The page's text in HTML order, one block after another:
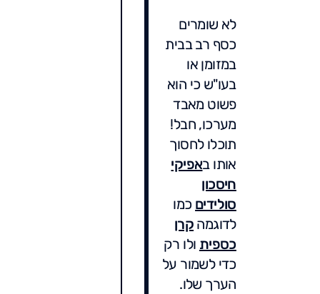
לא שומרים
כסף רב בבית
במזומן או
בעו"ש כי הוא
פשוט מאבד
מערכו, חבל!
תוכלו לחסוך
אותו באפיקי
חיסכון
סולידים כמו
לדוגמה קרן
כספית ולו רק
כדי לשמור על
הערך שלו.